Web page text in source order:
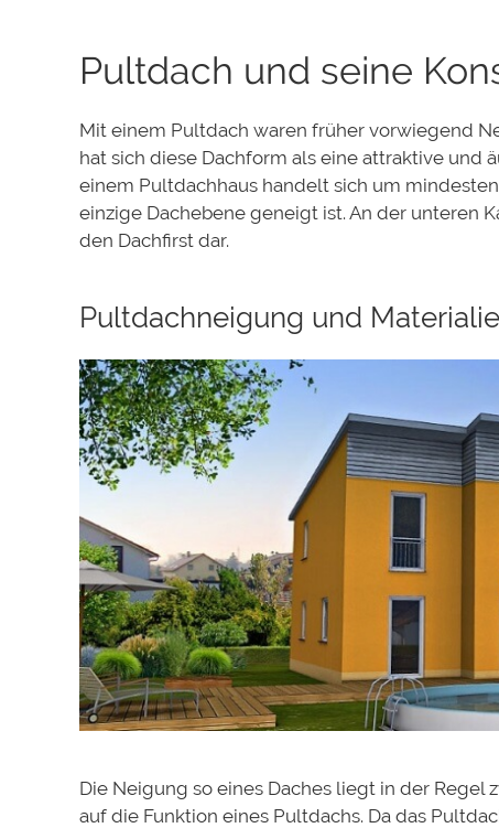
Pultdach und seine
Mit einem Pultdach waren früher vorwiegend
hat sich diese Dachform als eine attraktive und
einem Pultdachhaus handelt sich um
einzige Dachebene geneigt ist. An der unteren
den Dachfirst dar.
Pultdachneigung und
Die Neigung so eines Daches liegt in der Regel
auf die Funktion eines Pultdachs. Da das